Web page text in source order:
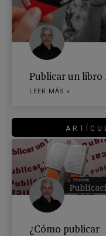
Publicar un libro
LEER MÁS »
¿Cómo publicar